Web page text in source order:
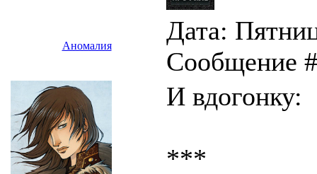
Аномалия
Дата:
Сообщение
И вдогонку:
***